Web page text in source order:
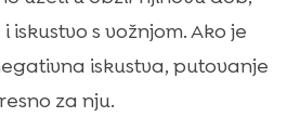
iskustvo s vožnjom. Ako je
iskustva, putovanje
za nju.